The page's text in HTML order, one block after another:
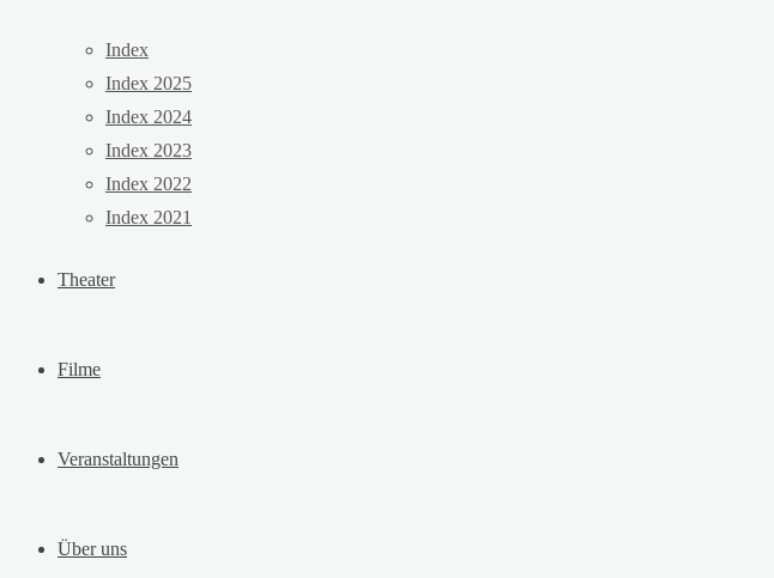
Index
Index 2025
Index 2024
Index 2023
Index 2022
Index 2021
Theater
Filme
Veranstaltungen
Über uns